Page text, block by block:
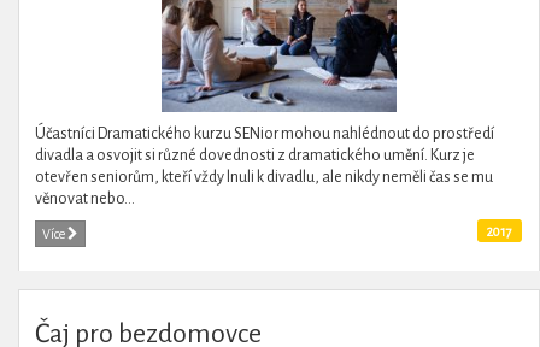
Účastníci Dramatického kurzu SENior mohou nahlédnout do prostředí
divadla a osvojit si různé dovednosti z dramatického umění. Kurz je
otevřen seniorům, kteří vždy lnuli k divadlu, ale nikdy neměli čas se mu
věnovat nebo...
Více 2017
Čaj pro bezdomovce